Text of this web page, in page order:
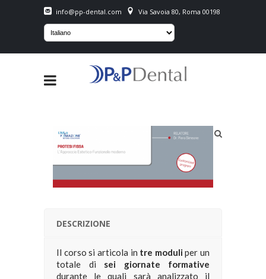
info@pp-dental.com Via Savoia 80, Roma 00198
DESCRIZIONE
Il corso si articola in tre moduliper un
totale di sei giornate formative
durante le quali sarà analizzato il